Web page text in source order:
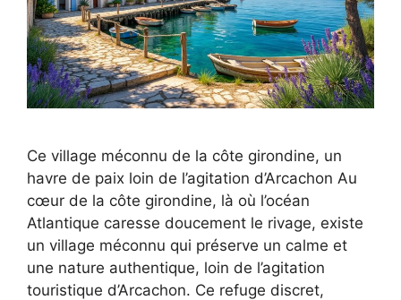
Ce village méconnu de la côte girondine, un
havre de paix loin de l’agitation d’Arcachon Au
cœur de la côte girondine, là où l’océan
Atlantique caresse doucement le rivage, existe
un village méconnu qui préserve un calme et
une nature authentique, loin de l’agitation
touristique d’Arcachon. Ce refuge discret,